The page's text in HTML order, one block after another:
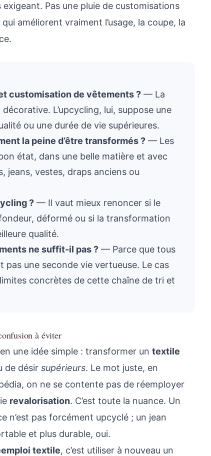
Pas une pluie de customisations
améliorent vraiment l’usage, la coupe, la
customisation de vêtements ? — La
L’upcycling, lui, suppose une
ou une durée de vie supérieures.
la peine d’être transformés ? — Les
état, dans une belle matière et avec
jeans, vestes, draps anciens ou
? — Il vaut mieux renoncer si le
déformé ou si la transformation
qualité.
ne suffit-il pas ? — Parce que tous
une seconde vie vertueuse. Le cas
concrètes de cette chaîne de tri et
à éviter
une idée simple : transformer un textile
de désir supérieurs. Le mot juste, en
on ne se contente pas de réemployer
revalorisation. C’est toute la nuance. Un
n’est pas forcément upcyclé ; un jean
et plus durable, oui.
textile, c’est utiliser à nouveau un